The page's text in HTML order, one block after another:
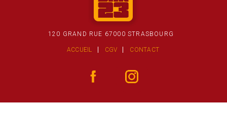
120 GRAND RUE 67000 STRASBOURG
ACCUEIL CGV CONTACT